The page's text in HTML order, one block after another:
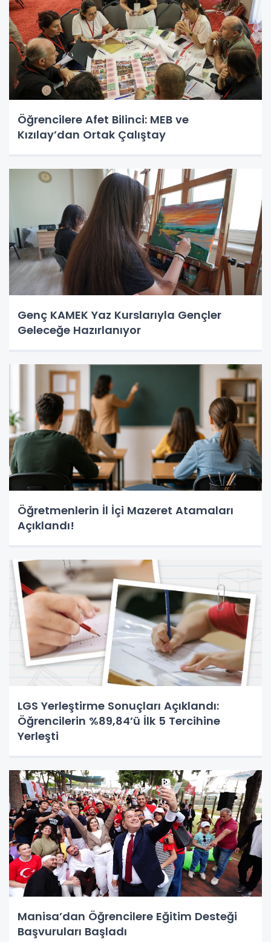
Öğrencilere Afet Bilinci: MEB ve
Kızılay’dan Ortak Çalıştay
Genç KAMEK Yaz Kurslarıyla Gençler
Geleceğe Hazırlanıyor
Öğretmenlerin İl İçi Mazeret Atamaları
Açıklandı!
LGS Yerleştirme Sonuçları Açıklandı:
Öğrencilerin %89,84’ü İlk 5 Tercihine
Yerleşti
Manisa’dan Öğrencilere Eğitim Desteği
Başvuruları Başladı